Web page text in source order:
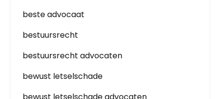
beste advocaat
bestuursrecht
bestuursrecht advocaten
bewust letselschade